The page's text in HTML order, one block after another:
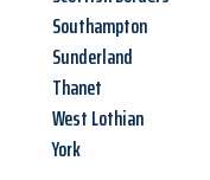
Southampton
Sunderland
Thanet
West Lothian
York